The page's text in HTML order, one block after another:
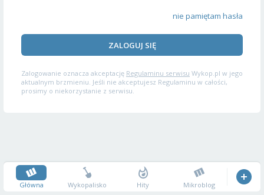
nie pamiętam hasła
ZALOGUJ SIĘ
Zalogowanie oznacza akceptację Regulaminu serwisu Wykop.pl w jego
aktualnym brzmieniu. Jeśli nie akceptujesz Regulaminu w całości,
prosimy o niekorzystanie z serwisu.
Główna Wykopalisko Hity Mikroblog